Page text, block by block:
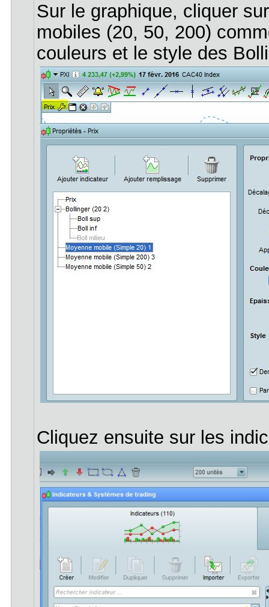
Sur le graphique, cliquer
mobiles (20, 50, 200)
couleurs et le style des
Cliquez ensuite sur les